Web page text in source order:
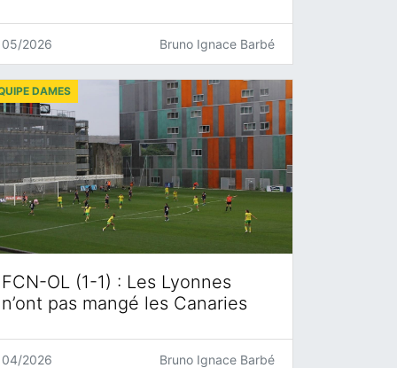
05/2026 Bruno Ignace Barbé
FCN-OL (1-1) : Les Lyonnes
n’ont pas mangé les Canaries
DAMES
04/2026 Bruno Ignace Barbé